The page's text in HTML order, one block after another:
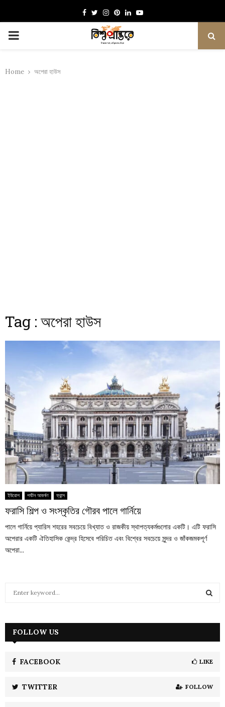
Facebook
TwitterInstagram
Pinterest
LinkedinYoutube
PRIMARY
Home অপেরা হাউস
Tag : অপেরা হাউস
ইউরোপ পর্যটন আকর্ষণ ফ্রান্স
ফরাসি শিল্প ও সংস্কৃতির গৌরব পালে গার্নিয়ে
পালে গার্নিয়ে প্যারিস শহরের সবচেয়ে বিখ্যাত ও রাজকীয় স্থাপত্যকর্মগুলোর একটি। এটি ফরাসি
অপেরার একটি ঐতিহাসিক কেন্দ্র হিসেবে পরিচিত এবং বিশ্বের সবচেয়ে সুন্দর ও জাঁকজমকপূর্ণ
অপেরা...
h
FOLLOW US
FACEBOOK LIKE
TWITTER FOLLOW